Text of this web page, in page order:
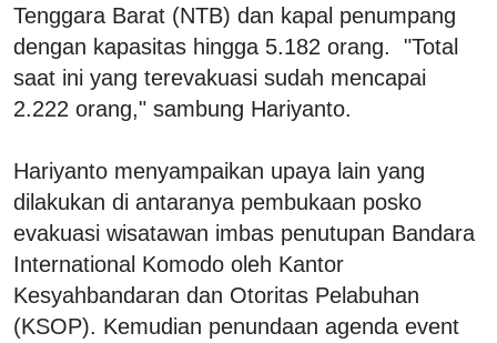
Tenggara Barat (NTB) dan kapal penumpang
dengan kapasitas hingga 5.182 orang. "Total
saat ini yang terevakuasi sudah mencapai
2.222 orang," sambung Hariyanto.
Hariyanto menyampaikan upaya lain yang
dilakukan di antaranya pembukaan posko
evakuasi wisatawan imbas penutupan Bandara
International Komodo oleh Kantor
Kesyahbandaran dan Otoritas Pelabuhan
(KSOP). Kemudian penundaan agenda event